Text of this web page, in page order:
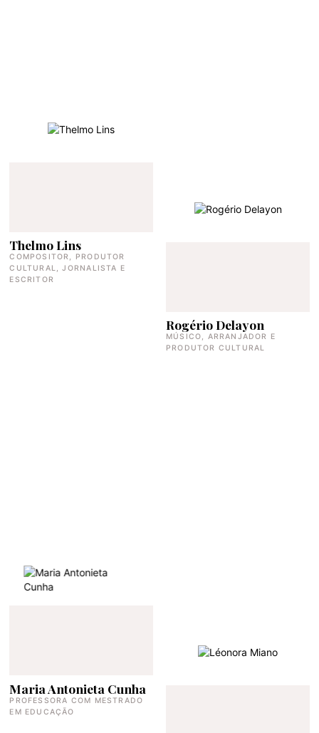
Thelmo Lins
COMPOSITOR, PRODUTOR
CULTURAL, JORNALISTA E
ESCRITOR
Rogério Delayon
MÚSICO, ARRANJADOR E
PRODUTOR CULTURAL
Maria Antonieta Cunha
PROFESSORA COM MESTRADO
EM EDUCAÇÃO